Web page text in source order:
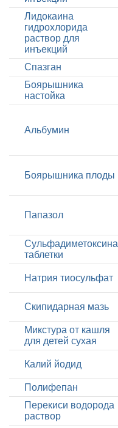
Лидокаина
гидрохлорида
раствор для
инъекций
Спазган
Боярышника
настойка
Альбумин
Боярышника плоды
Папазол
Сульфадиметоксина
таблетки
Натрия тиосульфат
Скипидарная мазь
Микстура от кашля
для детей сухая
Калий йодид
Полифепан
Перекиси водорода
раствор